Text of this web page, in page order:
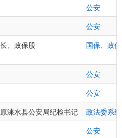
公安
公安
、政保股 国保、政
公安
公安
涞水县公安局纪检书记 政法委系统
公安